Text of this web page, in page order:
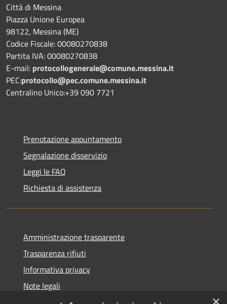
Città di Messina
Piazza Unione Europea
98122, Messina (ME)
Codice Fiscale: 00080270838
Partita IVA: 00080270838
E-mail: protocollogenerale@comune.messina.it
PEC:protocollo@pec.comune.messina.it
Centralino Unico:+39 090 7721
Prenotazione appuntamento
Segnalazione disservizio
Leggi le FAQ
Richiesta di assistenza
Amministrazione trasparente
Trasparenza rifiuti
Informativa privacy
Note legali